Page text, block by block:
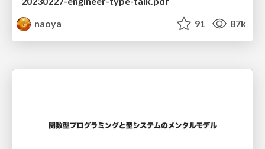
naoya
91 87k